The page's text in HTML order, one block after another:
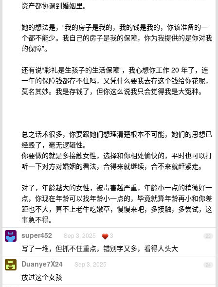
资产都协调到婚姻里。
她的想法是，“我的房子是我的，我的钱是我的，你该准备的一
个都不能少。我自己的房子是我的保障，你为我提供的是你对我
的保障”。
还有说“彩礼是生孩子的生活保障”，我心想你工作 20 年了，连
一年的保障钱都存不住吗，又凭什么要我去存这个钱给你花呢，
莫名其妙。我是存钱了，但你这么说我只会觉得我是大冤种。
总之话术很多，你要跟她们想理清楚根本不可能，她们的思想已
经毁了，毫无逻辑性。
你要做的就是多接触女性，选择和你相处愉快的，平时也可以打
听一下对方对婚姻的看法，合得来就继续，合不来就赶紧走。
对了，年龄越大的女性，被毒害越严重，年龄小一点的稍微好一
点，你现在年龄可以找年龄小一点的，毕竟就算年龄再小和你差
距也不大，算不上老牛吃嫩草，慢慢来吧，多接触，多尝试，这
事急不得。
23
super452 Sep 3, 2025 3
写了一堆，但抓不住重点，错别字又多，看得人头大
24
Duanye7X24 Sep 3, 2025
放过这个女孩